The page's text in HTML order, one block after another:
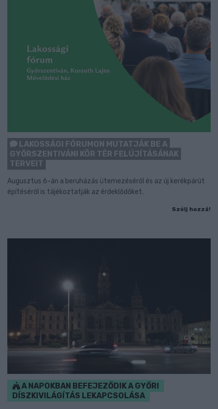
LAKOSSÁGI FÓRUMON MUTATJÁK BE A
GYŐRSZENTIVÁNI KÖR TÉR FELÚJÍTÁSÁNAK
TERVEIT
Augusztus 6-án a beruházás ütemezéséről és az új kerékpárút
építéséről is tájékoztatják az érdeklődőket.
Szólj hozzá!
A NAPOKBAN BEFEJEZŐDIK A GYŐRI
DÍSZKIVILÁGÍTÁS LEKAPCSOLÁSA